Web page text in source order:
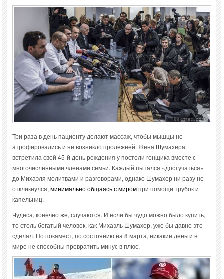
Три раза в день пациенту делают массаж, чтобы мышцы не
атрофировались и не возникло пролежней. Жена Шумахера
встретила свой 45-й день рождения у постели гонщика вместе с
многочисленными членами семьи. Каждый пытался «достучаться»
до Михаэля молитвами и разговорами, однако Шумахер ни разу не
откликнулся, минимально общаясь с миромпри помощи трубок и
капельниц.
Чудеса, конечно же, случаются. И если бы чудо можно было купить,
то столь богатый человек, как Михаэль Шумахер, уже бы давно это
сделал. Но покамест, по состоянию на 8 марта, никакие деньги в
мире не способны превратить минус в плюс.